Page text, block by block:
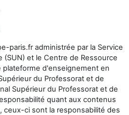
paris.fr administrée par la Service
et le Centre de Ressource
plateforme d'enseignement en
du Professorat et de
Supérieur du Professorat et de
quant aux contenus
ceux-ci sont la responsabilité des